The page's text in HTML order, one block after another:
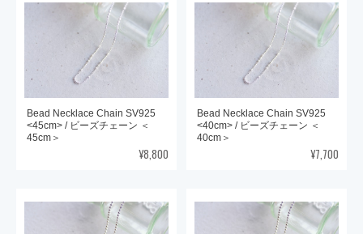
Bead Necklace Chain SV925
<45cm> / ビーズチェーン ＜
45cm＞
¥8,800
Bead Necklace Chain SV925
<40cm> / ビーズチェーン ＜
40cm＞
¥7,700